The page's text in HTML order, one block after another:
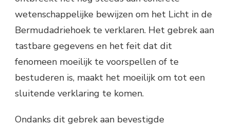
wetenschappelijke bewijzen om het Licht in de
Bermudadriehoek te verklaren. Het gebrek aan
tastbare gegevens en het feit dat dit
fenomeen moeilijk te voorspellen of te
bestuderen is, maakt het moeilijk om tot een
sluitende verklaring te komen.
Ondanks dit gebrek aan bevestigde